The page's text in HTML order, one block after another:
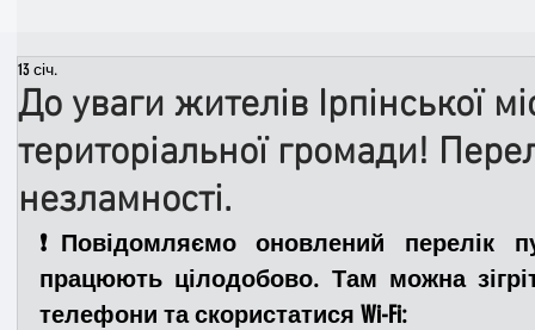
Спільні заходи Надзвичайні заходи
Медицина Новини ДТП
До уваги жителів Ірпінської
територіальної громади!
незламності.
13 січ.
❗️Повідомляємо оновлений перелік
працюють цілодобово. Там можна
телефони та скористатися Wi-Fi: